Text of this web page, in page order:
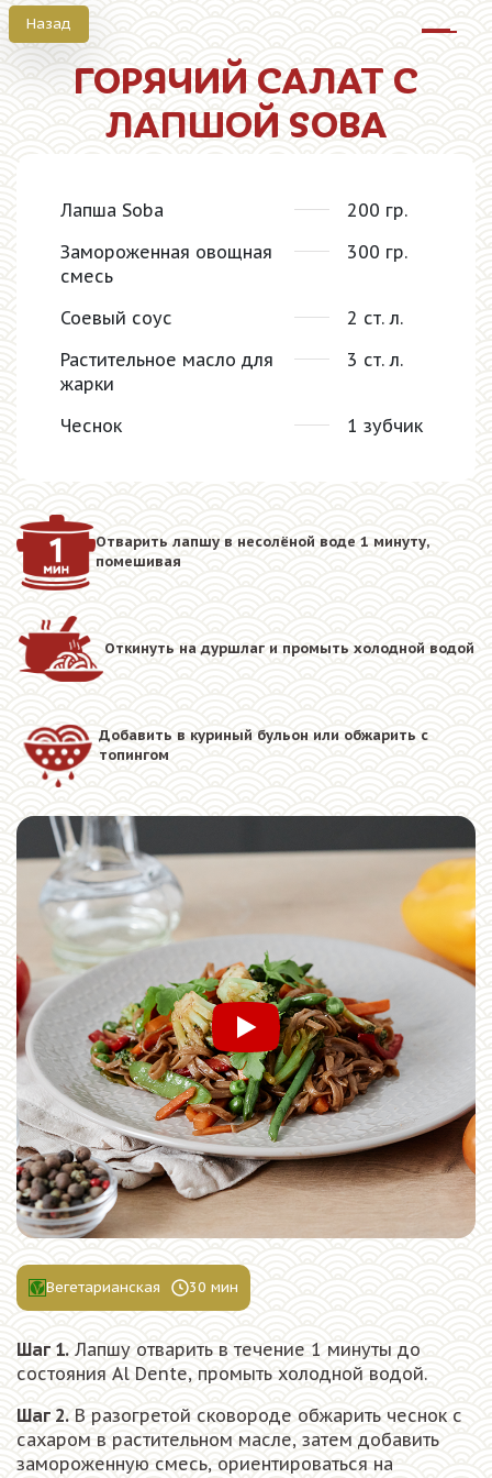
Назад
ГОРЯЧИЙ САЛАТ С
ЛАПШОЙ SOBA
Смотреть видео
Вегетарианская 30 мин
Шаг 1. Лапшу отварить в течение 1 минуты до
состояния Al Dente, промыть холодной водой.
Шаг 2. В разогретой сковороде обжарить чеснок с
сахаром в растительном масле, затем добавить
замороженную смесь, ориентироваться на
Лапша Soba
200 гр.
Замороженная овощная
смесь
300 гр.
Соевый соус
2 ст. л.
Растительное масло для
жарки
3 ст. л.
Чеснок 1 зубчик
Отварить лапшу в несолёной воде 1 минуту,
помешивая
Откинуть на дуршлаг и промыть холодной водой
Добавить в куриный бульон или обжарить с
топингом